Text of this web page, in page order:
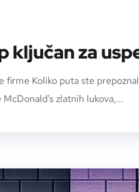
ključan za
firme Koliko puta ste
zlatnih lukova,...